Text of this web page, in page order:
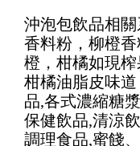
沖泡包飲品相
香料粉，柳橙香
橙，柑橘如現
柑橘油脂皮味
品,各式濃縮糖
保健飲品,清涼
調理食品,蜜餞